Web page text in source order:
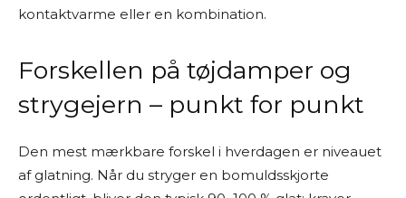
kontaktvarme eller en kombination.
Forskellen på tøjdamper og
strygejern – punkt for punkt
Den mest mærkbare forskel i hverdagen er niveauet
af glatning. Når du stryger en bomuldsskjorte